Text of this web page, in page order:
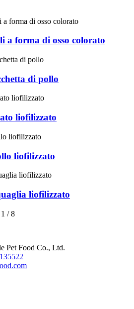
a forma di osso colorato
di pollo
liofilizzato
liofilizzato
liofilizzato
/ 8
Pet Food Co., Ltd.